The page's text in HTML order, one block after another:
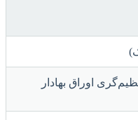
اوراق بهادار